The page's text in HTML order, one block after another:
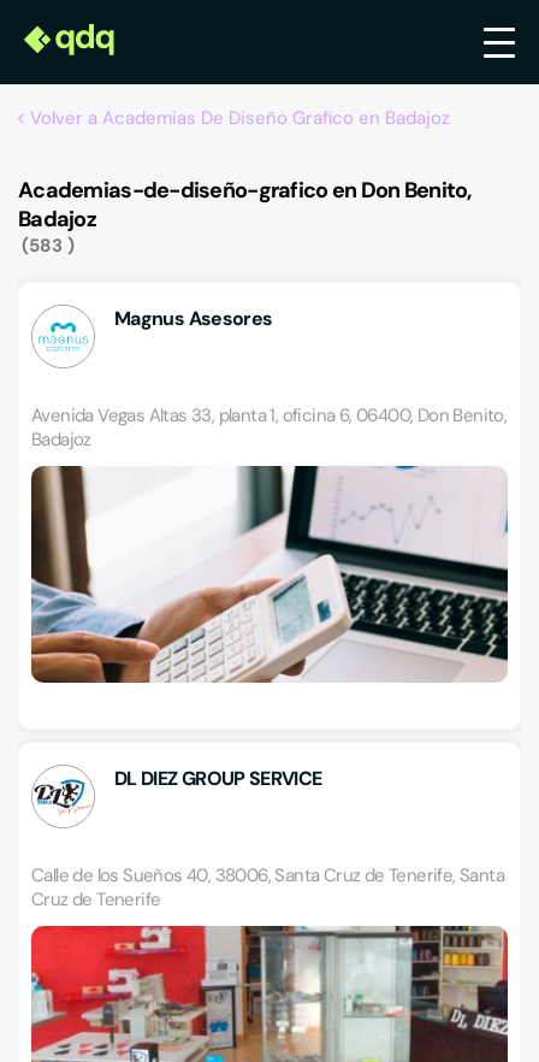
Volver a Academias De Diseño Grafico en Badajoz
Academias-de-diseño-grafico en Don Benito,
Badajoz
583
Magnus Asesores
Avenida Vegas Altas 33, planta 1, oficina 6, 06400, Don Benito,
Badajoz
DL DIEZ GROUP SERVICE
Calle de los Sueños 40, 38006, Santa Cruz de Tenerife, Santa
Cruz de Tenerife